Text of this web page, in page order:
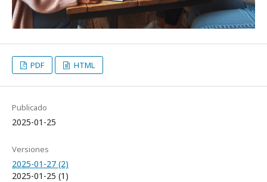
PDF HTML
Publicado
2025-01-25
Versiones
2025-01-27 (2)
2025-01-25 (1)